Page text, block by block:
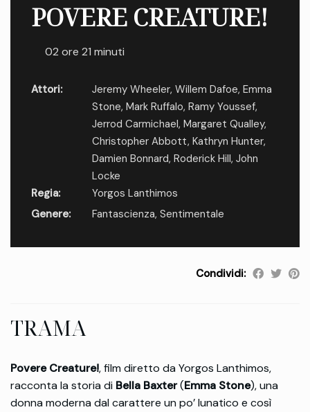
POVERE CREATURE!
02 ore 21 minuti
Attori: Jeremy Wheeler, Willem Dafoe, Emma
Stone, Mark Ruffalo, Ramy Youssef,
Jerrod Carmichael, Margaret Qualley,
Christopher Abbott, Kathryn Hunter,
Damien Bonnard, Roderick Hill, John
Locke
Regia:
Yorgos Lanthimos
Genere:
Fantascienza, Sentimentale
Condividi:
TRAMA
Povere Creature!, film diretto da Yorgos Lanthimos,
racconta la storia di Bella Baxter(Emma Stone), una
donna moderna dal carattere un po’ lunatico e così